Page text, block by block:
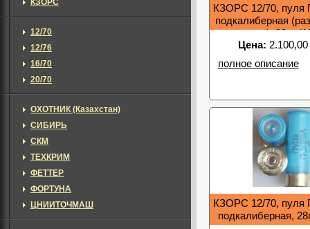
КЗОРС 12/70, пуля
подкалиберная
заряд), 33гр
Цена:
полное описание
КЗОРС 12/70, пуля
подкалиберная,
КЗОРС
12/70
12/76
16/70
20/70
ОХОТНИК (Казахстан)
СИБИРЬ
СКМ
ТЕХКРИМ
ФЕТТЕР
ФОРТУНА
ЦНИИТОЧМАШ